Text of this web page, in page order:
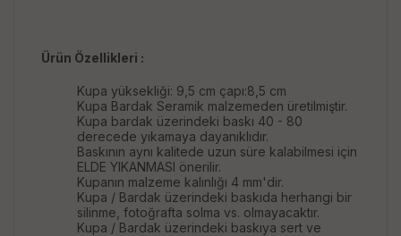
Ürün Özellikleri :
Kupa yüksekliği: 9,5 cm çapı:8,5 cm
Kupa Bardak Seramik malzemeden üretilmiştir.
Kupa bardak üzerindeki baskı 40 - 80
derecede yıkamaya dayanıklıdır.
Baskının aynı kalitede uzun süre kalabilmesi için
ELDE YIKANMASI önerilir.
Kupanın malzeme kalınlığı 4 mm'dir.
Kupa / Bardak üzerindeki baskıda herhangi bir
silinme, fotoğrafta solma vs. olmayacaktır.
Kupa / Bardak üzerindeki baskıya sert ve